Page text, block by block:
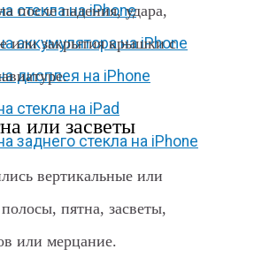
стекла на iPhone
аккумулятора на iPhone
дисплея на iPhone
стекла на iPad
заднего стекла на iPhone
после падения, удара,
или закрытия крышки с
или засветы
вертикальные или
пятна, засветы,
или мерцание.